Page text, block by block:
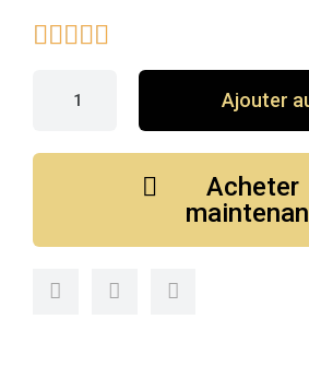

Ajouter
Acheter